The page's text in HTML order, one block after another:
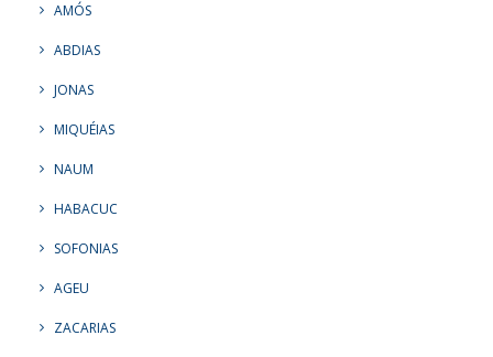
AMÓS
ABDIAS
JONAS
MIQUÉIAS
NAUM
HABACUC
SOFONIAS
AGEU
ZACARIAS